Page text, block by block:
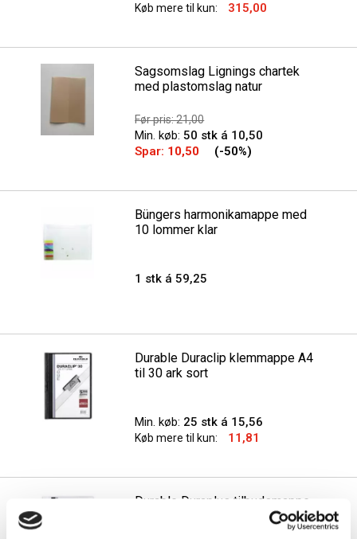
Køb mere til kun: 315,00
Sagsomslag Lignings chartek
med plastomslag natur
Før pris: 21,00
Min. køb: 50 stk á 10,50
Spar: 10,50 (-50%)
Büngers harmonikamappe med
10 lommer klar
1 stk á 59,25
Durable Duraclip klemmappe A4
til 30 ark sort
Min. køb: 25 stk á 15,56
Køb mere til kun: 11,81
Durable Duraplus tilbudsmappe